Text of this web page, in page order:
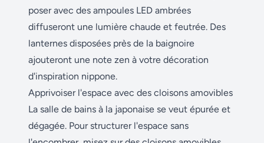
poser avec des ampoules LED ambrées
diffuseront une lumière chaude et feutrée. Des
lanternes disposées près de la baignoire
ajouteront une note zen à votre décoration
d'inspiration nippone.
Apprivoiser l'espace avec des cloisons amovibles
La salle de bains à la japonaise se veut épurée et
dégagée. Pour structurer l'espace sans